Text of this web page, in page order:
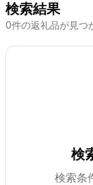
検索結果
0件の返礼品が見つ
検
検索条